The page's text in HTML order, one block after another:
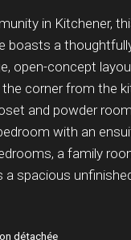
in Kitchener,
boasts a
open-concept
corner from the
and powder
with an
a family
spacious
détachée